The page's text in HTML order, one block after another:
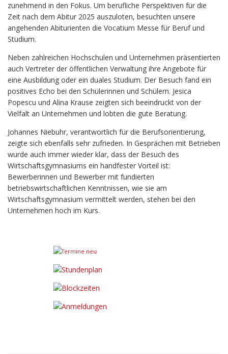
zunehmend in den Fokus. Um berufliche Perspektiven für die
Zeit nach dem Abitur 2025 auszuloten, besuchten unsere
angehenden Abiturienten die Vocatium Messe für Beruf und
Studium.
Neben zahlreichen Hochschulen und Unternehmen präsentierten
auch Vertreter der öffentlichen Verwaltung ihre Angebote für
eine Ausbildung oder ein duales Studium. Der Besuch fand ein
positives Echo bei den Schülerinnen und Schülern. Jesica
Popescu und Alina Krause zeigten sich beeindruckt von der
Vielfalt an Unternehmen und lobten die gute Beratung.
Johannes Niebuhr, verantwortlich für die Berufsorientierung,
zeigte sich ebenfalls sehr zufrieden. In Gesprächen mit Betrieben
wurde auch immer wieder klar, dass der Besuch des
Wirtschaftsgymnasiums ein handfester Vorteil ist:
Bewerberinnen und Bewerber mit fundierten
betriebswirtschaftlichen Kenntnissen, wie sie am
Wirtschaftsgymnasium vermittelt werden, stehen bei den
Unternehmen hoch im Kurs.